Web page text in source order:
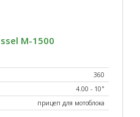
М-1500
360
4.00 - 10"
прицеп для мотоблока